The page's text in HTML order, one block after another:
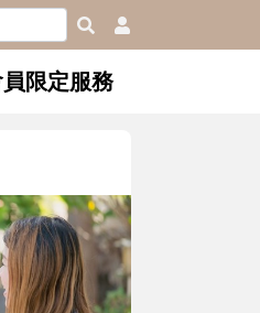
限定服務
大的那個男人│讀
模樣